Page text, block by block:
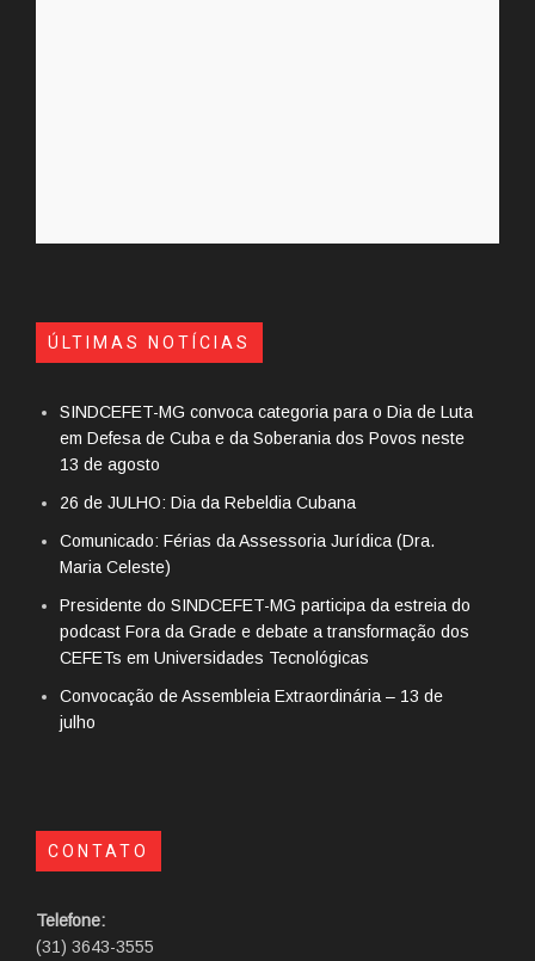
ÚLTIMAS NOTÍCIAS
SINDCEFET-MG convoca categoria para o Dia de Luta
em Defesa de Cuba e da Soberania dos Povos neste
13 de agosto
26 de JULHO: Dia da Rebeldia Cubana
Comunicado: Férias da Assessoria Jurídica (Dra.
Maria Celeste)
Presidente do SINDCEFET-MG participa da estreia do
podcast Fora da Grade e debate a transformação dos
CEFETs em Universidades Tecnológicas
Convocação de Assembleia Extraordinária – 13 de
julho
CONTATO
Telefone:
(31) 3643-3555